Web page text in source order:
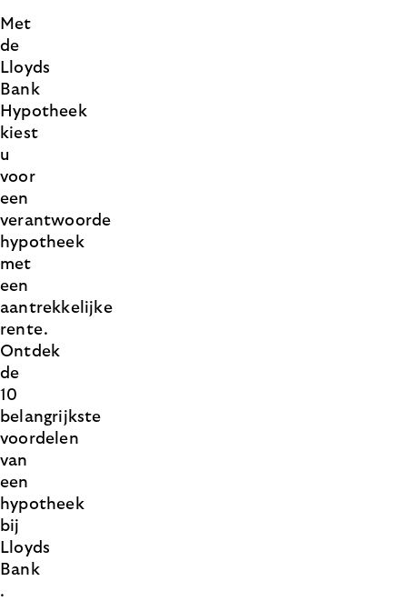
Met
de
Lloyds
Bank
Hypotheek
kiest
u
voor
een
verantwoorde
hypotheek
met
een
aantrekkelijke
rente.
Ontdek
de
10
belangrijkste
voordelen
van
een
hypotheek
bij
Lloyds
Bank
.